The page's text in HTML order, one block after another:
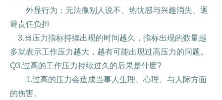
外显行为：无法像别人说不、热忱感与兴趣消失、迴
避责任负担
3.当压力指标持续出现的时间越久，指标出现的数量越
多就表示工作压力越大，越有可能出现过高压力的问题。
Q3.过高的工作压力持续过久的后果是什麽?
1.过高的压力会造成当事人生理、心理、与人际方面
的伤害。